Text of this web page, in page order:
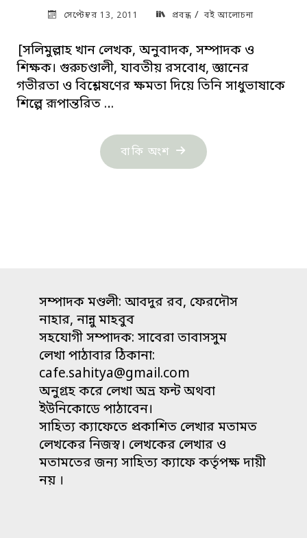
সেপ্টেম্বর 13, 2011 প্রবন্ধ/ বই আলোচনা
[সলিমুল্লাহ খান লেখক, অনুবাদক, সম্পাদক ও
শিক্ষক। গুরুচণ্ডালী, যাবতীয় রসবোধ, জ্ঞানের
গভীরতা ও বিশ্লেষণের ক্ষমতা দিয়ে তিনি সাধুভাষাকে
শিল্পে রূপান্তরিত …
বাকি অংশ "বইপত্রেরর
খবর:
সম্পাদক মণ্ডলী: আবদুর রব, ফেরদৌস
নাহার, নান্নু মাহবুব
সহযোগী সম্পাদক: সাবেরা তাবাসসুম
লেখা পাঠাবার ঠিকানা:
cafe.sahitya@gmail.com
অনুগ্রহ করে লেখা অভ্র ফন্ট অথবা
ইউনিকোডে পাঠাবেন।
সাহিত্য ক্যাফেতে প্রকাশিত লেখার মতামত
লেখকের নিজস্ব। লেখকের লেখার ও
মতামতের জন্য সাহিত্য ক্যাফে কর্তৃপক্ষ দায়ী
নয় ।